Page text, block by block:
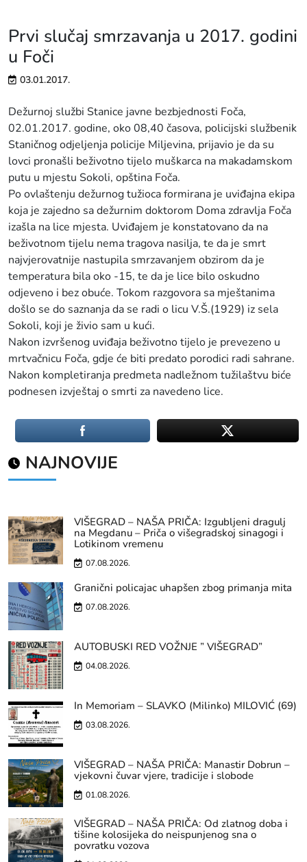
Prvi slučaj smrzavanja u 2017. godini
u Foči
03.01.2017.
Dežurnoj službi Stanice javne bezbjednosti Foča,
02.01.2017. godine, oko 08,40 časova, policijski službenik
Staničnog odjeljenja policije Miljevina, prijavio je da su
lovci pronašli beživotno tijelo muškarca na makadamskom
putu u mjestu Sokoli, opština Foča.
Po ovlaštenju dežurnog tužioca formirana je uviđajna ekipa
koja je zajedno sa dežurnim doktorom Doma zdravlja Foča
izašla na lice mjesta. Uviđajem je konstatovano da na
beživotnom tijelu nema tragova nasilja, te da je smrt
najvjerovatnije nastupila smrzavanjem obzirom da je
temperatura bila oko -15, te da je lice bilo oskudno
odjeveno i bez obuće. Tokom razgovora sa mještanima
došlo se do saznanja da se radi o licu V.Š.(1929) iz sela
Sokoli, koji je živio sam u kući.
Nakon izvršenog uviđaja beživotno tijelo je prevezeno u
mrtvačnicu Foča, gdje će biti predato porodici radi sahrane.
Nakon kompletiranja predmeta nadležnom tužilaštvu biće
podnesen izvještaj o smrti za navedeno lice.
NAJNOVIJE
VIŠEGRAD – NAŠA PRIČA: Izgubljeni dragulj
na Megdanu – Priča o višegradskoj sinagogi i
Lotikinom vremenu
07.08.2026.
Granični policajac uhapšen zbog primanja mita
07.08.2026.
AUTOBUSKI RED VOŽNJE ” VIŠEGRAD”
04.08.2026.
In Memoriam – SLAVKO (Milinko) MILOVIĆ (69)
03.08.2026.
VIŠEGRAD – NAŠA PRIČA: Manastir Dobrun –
vjekovni čuvar vjere, tradicije i slobode
01.08.2026.
VIŠEGRAD – NAŠA PRIČA: Od zlatnog doba i
tišine kolosijeka do neispunjenog sna o
povratku vozova